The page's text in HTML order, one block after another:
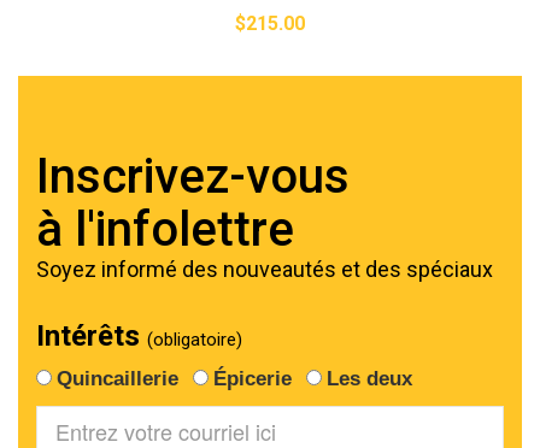
$215.00
Inscrivez-vous
à l'infolettre
Soyez informé des nouveautés et des spéciaux
Intérêts (obligatoire)
Quincaillerie Épicerie Les deux